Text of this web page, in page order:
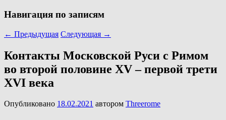
Навигация по записям
← Предыдущая Следующая →
Контакты Московской Руси с Римом
во второй половине XV – первой трети
XVI века
Опубликовано 18.02.2021 автором Threerome